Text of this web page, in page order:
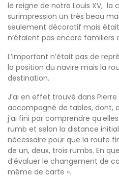
le reigne de notre Louis XV, la
surimpression un très beau
seulement décoratif mais
n’étaient pas encore familiers
L’important n’était pas de
la position du navire mais la
destination.
J’ai en effet trouvé dans
accompagné de tables, dont,
j’ai fini par comprendre
rumb et selon la distance
nécessaire pour que la route
de un, deux, trois rumbs. En
d’évaluer le changement de
même de carte ».